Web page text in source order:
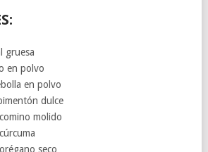
gruesa
en polvo
en polvo
dulce
molido
seco